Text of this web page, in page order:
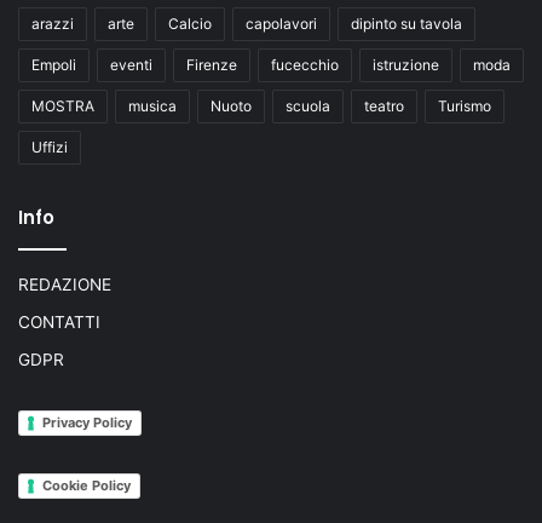
arazzi arte Calcio capolavori dipinto su tavola
Empoli eventi Firenze fucecchio istruzione moda
MOSTRA musica Nuoto scuola teatro Turismo
Uffizi
Info
REDAZIONE
CONTATTI
GDPR
Privacy Policy
Cookie Policy